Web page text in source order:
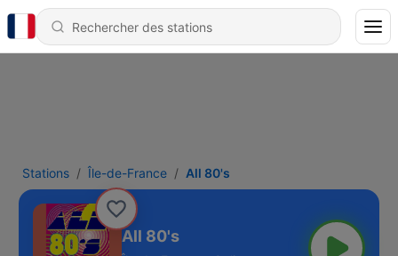
Stations Île-de-France All 80's
All 80's